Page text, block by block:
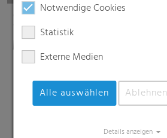
SarahSchäufele
Media Relations
sarah.schaeufele@rkw-group.com
Notwendige Cookies
Statistik
Externe Medien
Alle auswählen Ablehnen
Details anzeigen